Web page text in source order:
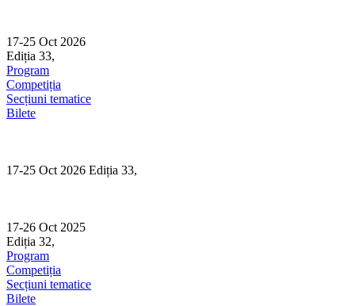
content
17-25 Oct 2026
Ediția 33,
Program
Competiția
Secțiuni tematice
Bilete
17-25 Oct 2026 Ediția 33,
17-26 Oct 2025
Ediția 32,
Program
Competiția
Secțiuni tematice
Bilete